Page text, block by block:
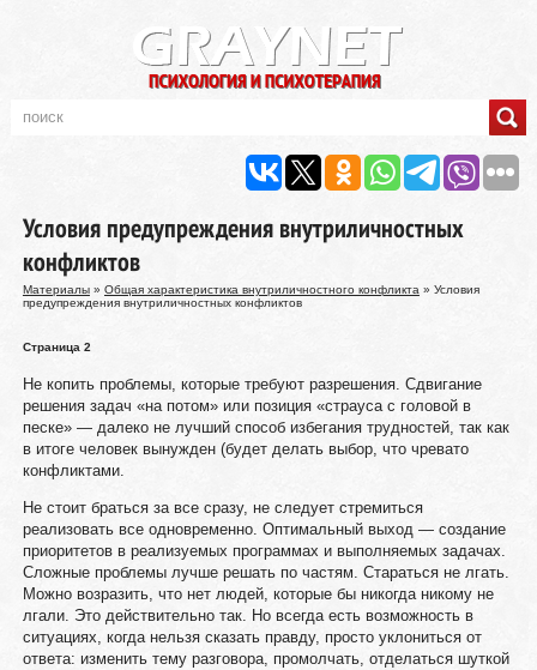
Условия предупреждения внутриличностных
конфликтов
Материалы» Общая характеристика внутриличностного конфликта » Условия
предупреждения внутриличностных конфликтов
Страница 2
Не копить проблемы, которые требуют разрешения. Сдвигание
решения задач «на потом» или позиция «страуса с головой в
песке» — далеко не лучший способ избегания трудностей, так как
в итоге человек вынужден (будет делать выбор, что чревато
конфликтами.
Не стоит браться за все сразу, не следует стремиться
реализовать все одновременно. Оптимальный выход — создание
приоритетов в реализуемых программах и выполняемых задачах.
Сложные проблемы лучше решать по частям. Стараться не лгать.
Можно возразить, что нет людей, которые бы никогда никому не
лгали. Это действительно так. Но всегда есть возможность в
ситуациях, когда нельзя сказать правду, просто уклониться от
ответа: изменить тему разговора, промолчать, отделаться шуткой